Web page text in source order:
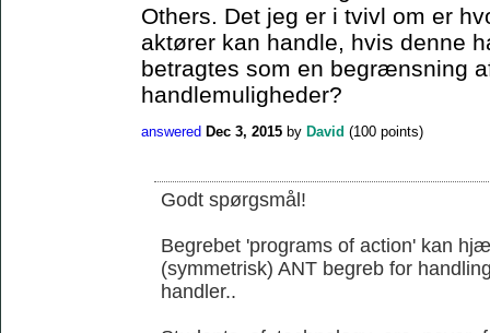
Others. Det jeg er i tvivl om er
aktører kan handle, hvis denne
betragtes som en begrænsning
handlemuligheder?
answered Dec 3, 2015 by David (100 points)
Godt spørgsmål!
Begrebet 'programs of action' kan
(symmetrisk) ANT begreb for
handler..